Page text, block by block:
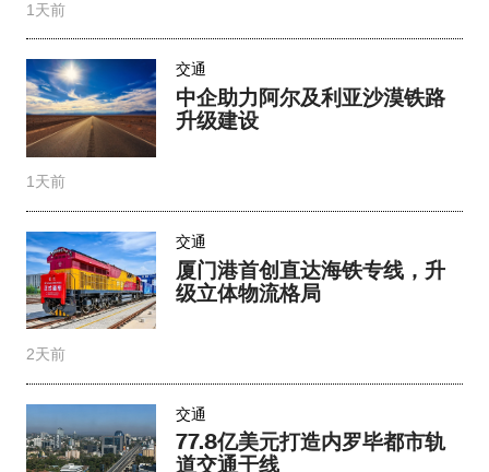
1天前
交通
中企助力阿尔及利亚沙漠铁路
升级建设
1天前
交通
厦门港首创直达海铁专线，升
级立体物流格局
2天前
交通
77.8亿美元打造内罗毕都市轨
道交通干线